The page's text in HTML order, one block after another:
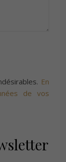
En
de vos